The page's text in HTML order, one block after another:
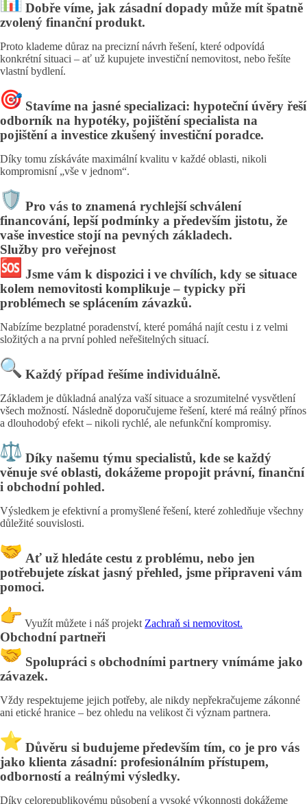
Dobře víme, jak zásadní dopady může mít špatně
zvolený finanční produkt.
Proto klademe důraz na precizní návrh řešení, které odpovídá
konkrétní situaci – ať už kupujete investiční nemovitost, nebo řešíte
vlastní bydlení.
Stavíme na jasné specializaci: hypoteční úvěry řeší
odborník na hypotéky, pojištění specialista na
pojištění a investice zkušený investiční poradce.
Díky tomu získáváte maximální kvalitu v každé oblasti, nikoli
kompromisní „vše v jednom“.
Pro vás to znamená rychlejší schválení
financování, lepší podmínky a především jistotu, že
vaše investice stojí na pevných základech.
Služby pro veřejnost
Jsme vám k dispozici i ve chvílích, kdy se situace
kolem nemovitosti komplikuje – typicky při
problémech se splácením závazků.
Nabízíme bezplatné poradenství, které pomáhá najít cestu i z velmi
složitých a na první pohled neřešitelných situací.
Každý případ řešíme individuálně.
Základem je důkladná analýza vaší situace a srozumitelné vysvětlení
všech možností. Následně doporučujeme řešení, které má reálný přínos
a dlouhodobý efekt – nikoli rychlé, ale nefunkční kompromisy.
Díky našemu týmu specialistů, kde se každý
věnuje své oblasti, dokážeme propojit právní, finanční
i obchodní pohled.
Výsledkem je efektivní a promyšlené řešení, které zohledňuje všechny
důležité souvislosti.
Ať už hledáte cestu z problému, nebo jen
potřebujete získat jasný přehled, jsme připraveni vám
pomoci.
Využít můžete i náš projekt Zachraň si nemovitost.
Obchodní partneři
Spolupráci s obchodními partnery vnímáme jako
závazek.
Vždy respektujeme jejich potřeby, ale nikdy nepřekračujeme zákonné
ani etické hranice – bez ohledu na velikost či význam partnera.
Důvěru si budujeme především tím, co je pro vás
jako klienta zásadní: profesionálním přístupem,
odborností a reálnými výsledky.
Díky celorepublikovému působení a vysoké výkonnosti dokážeme